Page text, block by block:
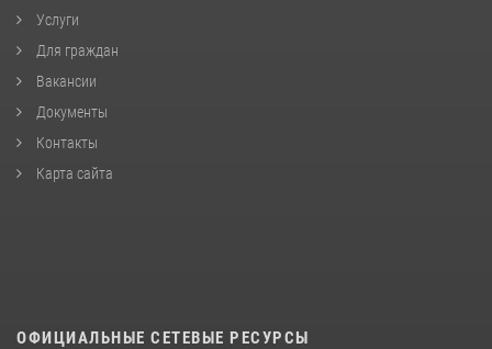
Услуги
Для граждан
Вакансии
Документы
Контакты
Карта сайта
ОФИЦИАЛЬНЫЕ СЕТЕВЫЕ РЕСУРСЫ